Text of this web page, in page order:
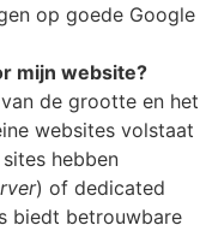
op goede Google
mijn website?
de grootte en het
websites volstaat
hebben
) of dedicated
biedt betrouwbare